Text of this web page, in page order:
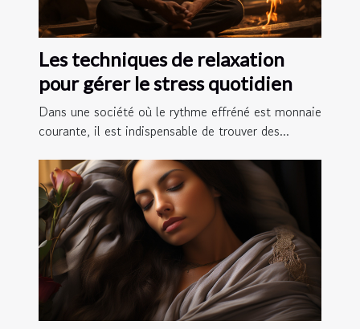
Les techniques de relaxation
pour gérer le stress quotidien
Dans une société où le rythme effréné est monnaie
courante, il est indispensable de trouver des...